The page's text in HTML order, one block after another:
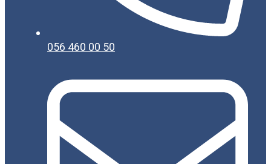
056 460 00 50